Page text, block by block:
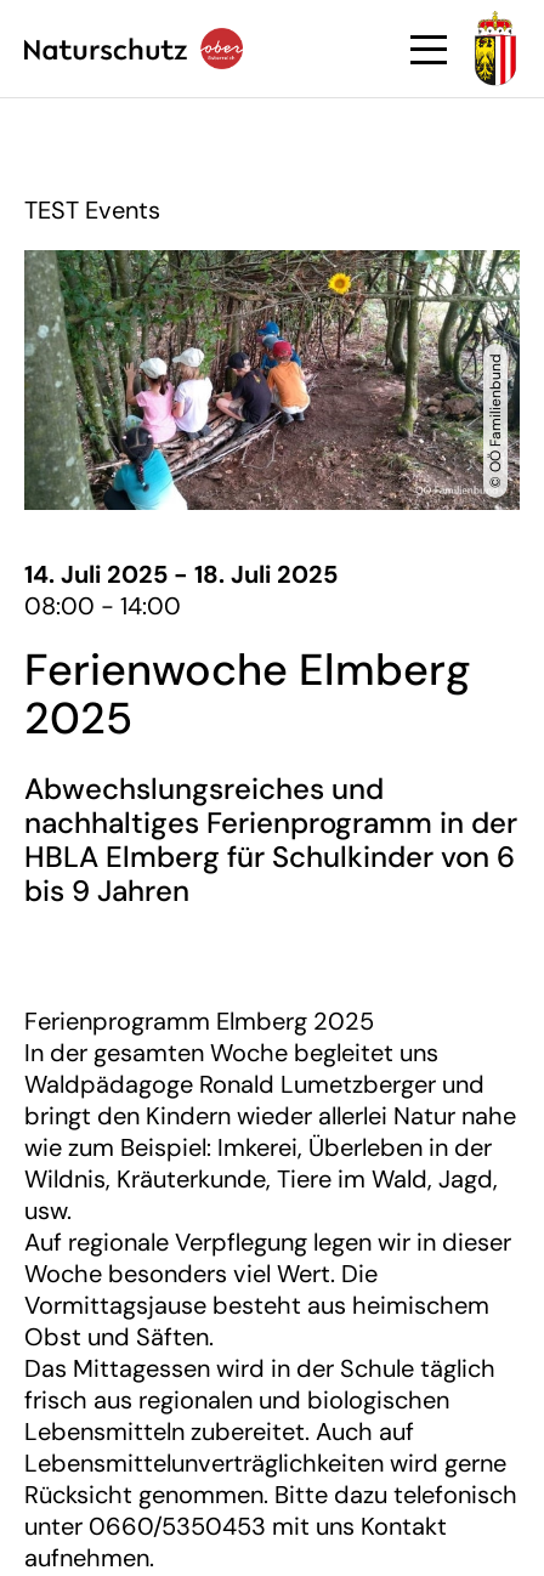
TEST Events
© OÖ Familienbund
14. Juli 2025 - 18. Juli 2025
08:00 - 14:00
Ferienwoche Elmberg
2025
Abwechslungsreiches und
nachhaltiges Ferienprogramm in der
HBLA Elmberg für Schulkinder von 6
bis 9 Jahren
Ferienprogramm Elmberg 2025
In der gesamten Woche begleitet uns
Waldpädagoge Ronald Lumetzberger und
bringt den Kindern wieder allerlei Natur nahe
wie zum Beispiel: Imkerei, Überleben in der
Wildnis, Kräuterkunde, Tiere im Wald, Jagd,
usw.
Auf regionale Verpflegung legen wir in dieser
Woche besonders viel Wert. Die
Vormittagsjause besteht aus heimischem
Obst und Säften.
Das Mittagessen wird in der Schule täglich
frisch aus regionalen und biologischen
Lebensmitteln zubereitet. Auch auf
Lebensmittelunverträglichkeiten wird gerne
Rücksicht genommen. Bitte dazu telefonisch
unter 0660/5350453 mit uns Kontakt
aufnehmen.